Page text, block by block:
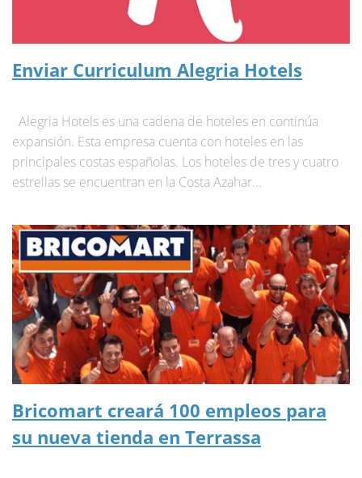
Enviar Curriculum Alegria Hotels
Alegria Hotels es una cadena de hoteles en continúa
expansión. Esta empresa cuenta con hoteles en las
principales costas españolas. Los hoteles de tres y cuatro
estrellas se encuentran en la Costa Azahar...
Bricomart creará 100 empleos para
su nueva tienda en Terrassa